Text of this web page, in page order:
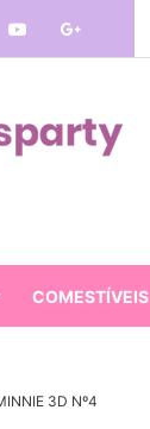
COMESTÍVEIS
3D Nº4